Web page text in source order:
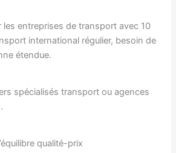
les entreprises de transport avec 10
international régulier, besoin de
étendue.
spécialisés transport ou agences
qualité-prix